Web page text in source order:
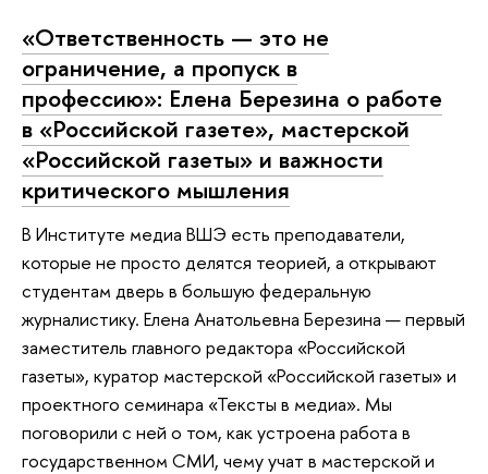
«Ответственность — это не
ограничение, а пропуск в
профессию»: Елена Березина о работе
в «Российской газете», мастерской
«Российской газеты» и важности
критического мышления
В Институте медиа ВШЭ есть преподаватели,
которые не просто делятся теорией, а открывают
студентам дверь в большую федеральную
журналистику. Елена Анатольевна Березина — первый
заместитель главного редактора «Российской
газеты», куратор мастерской «Российской газеты» и
проектного семинара «Тексты в медиа». Мы
поговорили с ней о том, как устроена работа в
государственном СМИ, чему учат в мастерской и